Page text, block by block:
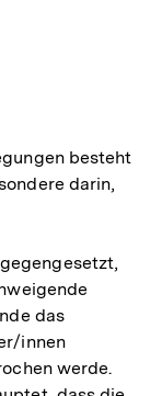
besteht
darin,
das
innen
werde.